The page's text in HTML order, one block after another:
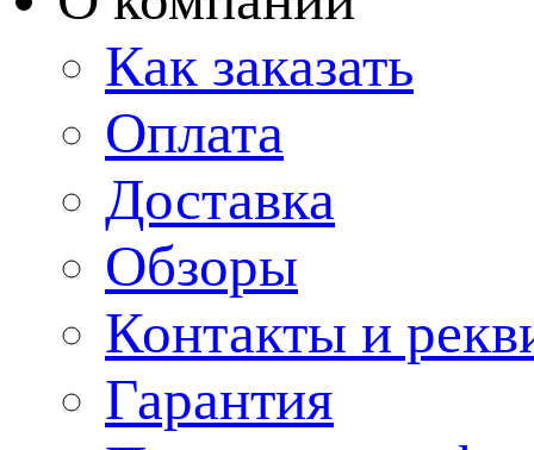
Как заказать
Оплата
Доставка
Обзоры
Контакты и
Гарантия